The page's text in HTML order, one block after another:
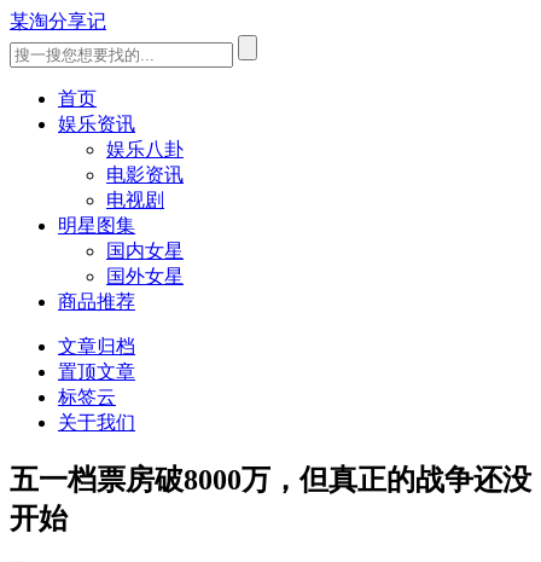
某淘分享记
首页
娱乐资讯
娱乐八卦
电影资讯
电视剧
明星图集
国内女星
国外女星
商品推荐
文章归档
置顶文章
标签云
关于我们
五一档票房破8000万，但真正的战争还没
开始